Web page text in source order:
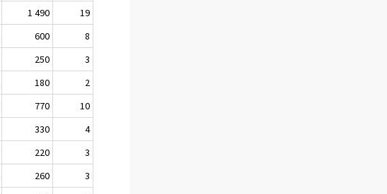
1 490
19
600
8
250
3
180
2
770
10
330
4
220
3
260
3